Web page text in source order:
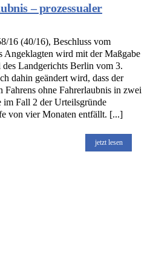
– prozessualer
16 (40/16), Beschluss vom
Angeklagten wird mit der Maßgabe
Landgerichts Berlin vom 3.
dahin geändert wird, dass der
Fahrens ohne Fahrerlaubnis in zwei
im Fall 2 der Urteilsgründe
von vier Monaten entfällt. [...]
jetzt lesen